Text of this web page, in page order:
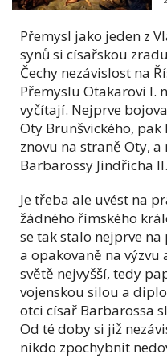
Přemysl jako jeden z
synů si císařskou
Čechy nezávislost na
Přemyslu Otakarovi I.
vyčítají. Nejprve
Oty Brunšvického, pak
znovu na straně Oty, a
Barbarossy Jindřicha
Je třeba ale uvést na
žádného římského
se tak stalo nejprve
a opakovaně na
světě nejvyšší, tedy
vojenskou silou a
otci císař Barbarossa
Od té doby si již
nikdo zpochybnit